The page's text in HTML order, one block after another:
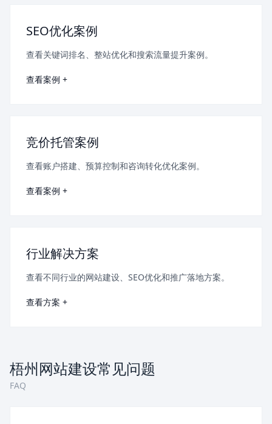
SEO优化案例
查看关键词排名、整站优化和搜索流量提升案例。
查看案例 +
竞价托管案例
查看账户搭建、预算控制和咨询转化优化案例。
查看案例 +
行业解决方案
查看不同行业的网站建设、SEO优化和推广落地方案。
查看方案 +
梧州网站建设常见问题
FAQ